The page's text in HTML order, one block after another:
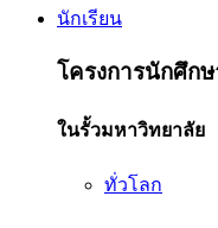
นักเรียน
โครงการนักศึก
ในรั้วมหาวิทยาลัย
ทั่วโลก